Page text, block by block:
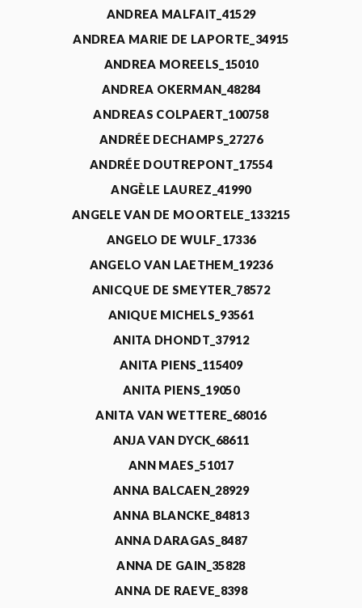
ANDREA MALFAIT_41529
ANDREA MARIE DE LAPORTE_34915
ANDREA MOREELS_15010
ANDREA OKERMAN_48284
ANDREAS COLPAERT_100758
ANDRÉE DECHAMPS_27276
ANDRÉE DOUTREPONT_17554
ANGÈLE LAUREZ_41990
ANGELE VAN DE MOORTELE_133215
ANGELO DE WULF_17336
ANGELO VAN LAETHEM_19236
ANICQUE DE SMEYTER_78572
ANIQUE MICHELS_93561
ANITA DHONDT_37912
ANITA PIENS_115409
ANITA PIENS_19050
ANITA VAN WETTERE_68016
ANJA VAN DYCK_68611
ANN MAES_51017
ANNA BALCAEN_28929
ANNA BLANCKE_84813
ANNA DARAGAS_8487
ANNA DE GAIN_35828
ANNA DE RAEVE_8398